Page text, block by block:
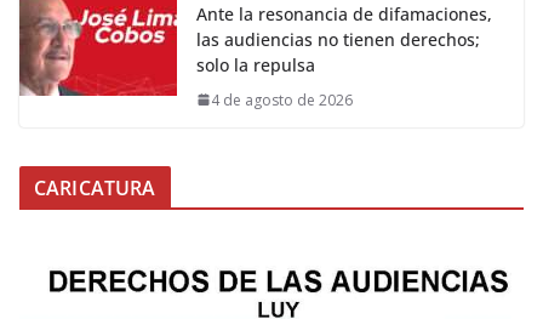
Ante la resonancia de difamaciones,
las audiencias no tienen derechos;
solo la repulsa
4 de agosto de 2026
CARICATURA